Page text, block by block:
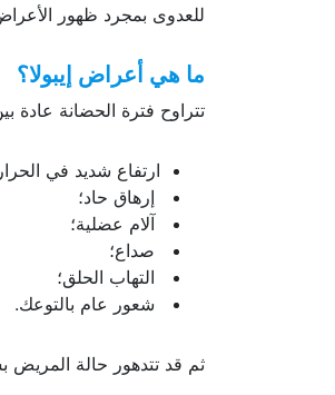
ملامسة أدوات ملوثة أو
ما هي أعراض إيبولا؟
ارتفاع شديد في
إرهاق حاد؛
آلام عضلية؛
صداع؛
التهاب الحلق؛